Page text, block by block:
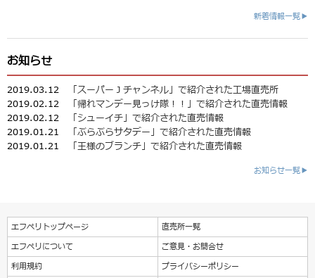
新着情報一覧▶
お知らせ
2019.03.12
「スーパーＪチャンネル」で紹介された工場直売所
2019.02.12
「帰れマンデー見っけ隊！！」で紹介された直売情報
2019.02.12
「シューイチ」で紹介された直売情報
2019.01.21
「ぶらぶらサタデー」で紹介された直売情報
2019.01.21
「王様のブランチ」で紹介された直売情報
お知らせ一覧▶
エフペリトップページ
直売所一覧
エフペリについて
ご意見・お問合せ
利用規約
プライバシーポリシー